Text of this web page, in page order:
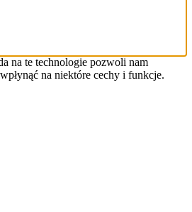
na te technologie pozwoli nam
na niektóre cechy i funkcje.